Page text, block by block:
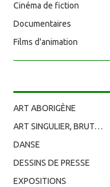
Cinéma de fiction
Documentaires
Films d'animation
ART ABORIGÈNE
ART SINGULIER, BRUT…
DANSE
DESSINS DE PRESSE
EXPOSITIONS